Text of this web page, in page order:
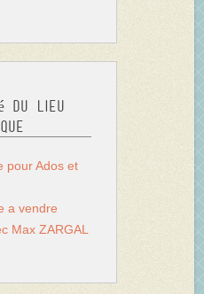
du Lieu
pour Ados et
a vendre
Max ZARGAL